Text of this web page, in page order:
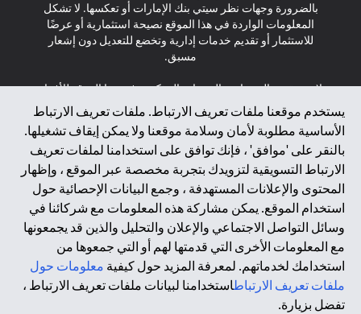
يستخدم موقعنا ملفات تعريف الارتباط. ملفات تعريف الارتباط
الأساسية مطلوبة لأمان وسلامة موقعنا ولا يمكن إيقاف تشغيلها.
بالنقر على 'موافق' ، فإنك توافق على استخدامنا لملفات تعريف
الارتباط التسويقية لتزويدك بتجربة مخصصة عبر الموقع ، وإظهار
المحتوى والإعلانات المستهدفة ، وجمع البيانات الإحصائية حول
استخدام الموقع. يمكن مشاركة هذه المعلومات مع شركائنا في
وسائل التواصل الاجتماعي والإعلان والتحليل والذين قد يجمعونها
مع المعلومات الأخرى التي قدمتها لهم أو التي جمعوها من
استخدامك لخدماتهم. لمعرفة المزيد حول كيفية معلومات حول
ملفات تعريف الارتباطاستخدامنا لبيانات ملفات تعريف الارتباط ،
تفضل بزيارة.
بالضرورة وجهات نظر سيتي بنك الإمارات أو تعكسها. لا تشكل
المعلومات الواردة في هذا الموقع نصيحة استثمارية أو عرضًا
للاستثمار أو تقديم خدمات إدارية وتخضع للتعديل دون إشعار
مسبق.
لا يتم تقديم المنتجات والخدمات المذكورة في هذا الموقع للأفراد
المقيمين في الاتحاد الأوروبي أو المنطقة الاقتصادية الأوروبية أو
سويسرا أو غيرنسي أو جيرسي أو موناكو أو سان مارينو أو
الفاتيكان أو جزيرة مان أو المملكة المتحدة أو خصوصية البيانات
(لائحة حماية البيانات العامة \ قانون حماية البيانات الشخصية
العامة \ قانون خصوصية نيوزيلندا). المحتوى الموجود في هذه
الصفحة ليس ولا ينبغي تفسيره على أنه عرض أو دعوة أو دعوة
لشراء أو بيع أي من المنتجات والخدمات المذكورة هنا لمثل هؤلاء
الأفراد.
*GDPR – اللائحة العامة لحماية البيانات؛ * LGPD – Lei Geral de
Proteção de Dados Pessoais ; *NZPA – قانون الخصوصية
النيوزيلندي